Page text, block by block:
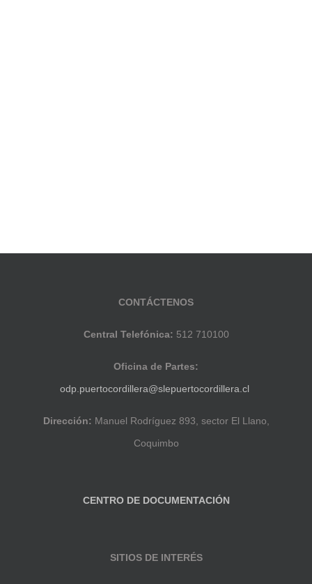
CONTÁCTENOS
Central Telefónica: 512 710100
Oficina de Partes:
odp.puertocordillera@slepuertocordillera.cl
Dirección: Manuel Rodríguez 893, sector El Llano,
Coquimbo
CENTRO DE DOCUMENTACIÓN
SITIOS DE INTERÉS